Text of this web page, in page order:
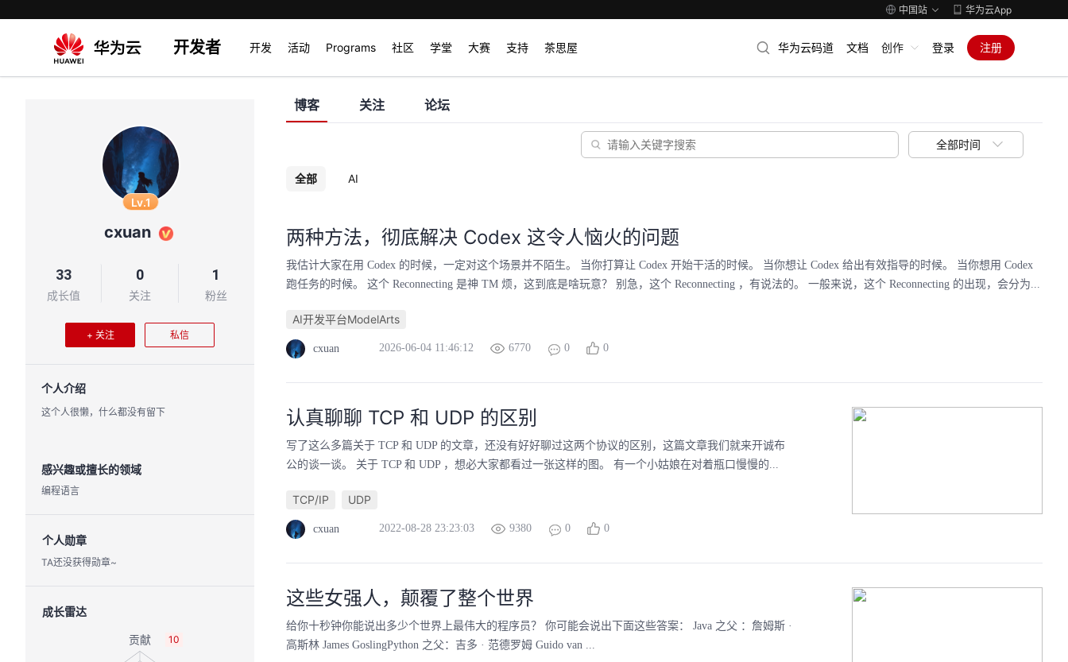
中国站 华为云App
开发者 开发 活动 Programs 社区 学堂 大赛 支持 茶思屋 华为云码道 文档 创作 登录 注册
Lv.1
cxuan
33
成长值
0
关注
1
粉丝
+ 关注 私信
个人介绍
这个人很懒，什么都没有留下
感兴趣或擅长的领域
编程语言
个人勋章
TA还没获得勋章~
成长雷达
10
博客 关注 论坛
全部时间
全部 AI
两种方法，彻底解决 Codex 这令人恼火的问题
我估计大家在用 Codex 的时候，一定对这个场景并不陌生。 当你打算让 Codex 开始干活的时候。 当你想让 Codex 给出有效指导的时候。 当你想用 Codex
跑任务的时候。 这个 Reconnecting 是神 TM 烦，这到底是啥玩意？ 别急，这个 Reconnecting ，有说法的。 一般来说，这个 Reconnecting 的出现，会分为...
AI开发平台ModelArts
cxuan 2026-06-04 11:46:12 6770 0 0
认真聊聊 TCP 和 UDP 的区别
写了这么多篇关于 TCP 和 UDP 的文章，还没有好好聊过这两个协议的区别，这篇文章我们就来开诚布
公的谈一谈。 关于 TCP 和 UDP ，想必大家都看过一张这样的图。 有一个小姑娘在对着瓶口慢慢的...
TCP/IP UDP
cxuan 2022-08-28 23:23:03 9380 0 0
这些女强人，颠覆了整个世界
给你十秒钟你能说出多少个世界上最伟大的程序员？ 你可能会说出下面这些答案： Java 之父 ：詹姆斯 ·
高斯林 James GoslingPython 之父：吉多 · 范德罗姆 Guido van ...